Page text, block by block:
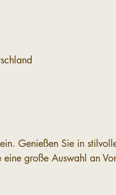
Genießen Sie in
große Auswahl an